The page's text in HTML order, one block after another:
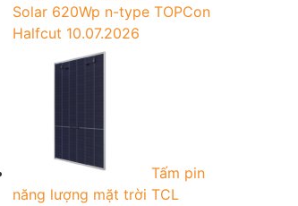
Solar 620Wp n-type TOPCon
Halfcut 10.07.2026
Tấm pin
năng lượng mặt trời TCL